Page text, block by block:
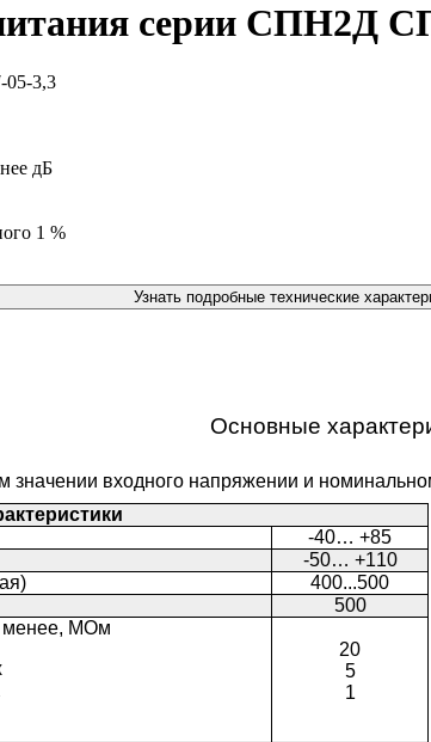
серии СПН2Д
3,3
дБ
1 %
Узнать подробные технические
Основные
входного напряжении и
-40… +85
-50… +110
400...500
500
менее, МОм
20
5
1